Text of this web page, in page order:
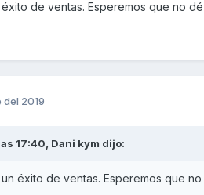
es uno de los de mayor
de la cuota de este mercado (1 de
de ventas. Esperemos que no
del 2019
17:40, Dani kym dijo:
éxito de ventas. Esperemos que